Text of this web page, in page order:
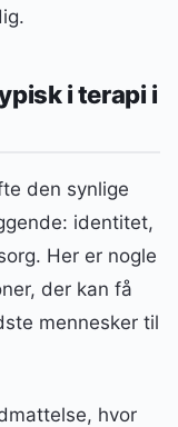
i terapi i
den synlige
identitet,
Her er nogle
der kan få
mennesker til
hvor